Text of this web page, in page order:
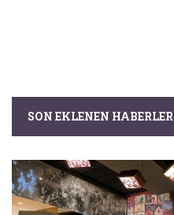
SON EKLENEN HABERLER